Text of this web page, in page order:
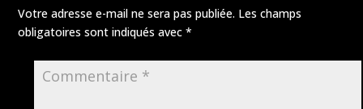
Votre adresse e-mail ne sera pas publiée. Les champs
obligatoires sont indiqués avec*